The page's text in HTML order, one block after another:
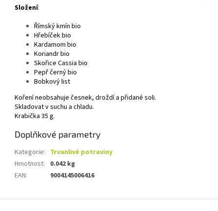
Složení:
Římský kmín bio
Hřebíček bio
Kardamom bio
Koriandr bio
Skořice Cassia bio
Pepř černý bio
Bobkový list
Koření neobsahuje česnek, droždí a přidané soli.
Skladovat v suchu a chladu.
Krabička 35 g.
Doplňkové parametry
Kategorie: Trvanlivé potraviny
Hmotnost:
0.042 kg
EAN: 9004145006416